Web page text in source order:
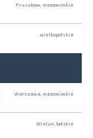
Pruszków, mazowieckie
wielkopolskie
Warszawa, mazowieckie
Wieluń, łódzkie